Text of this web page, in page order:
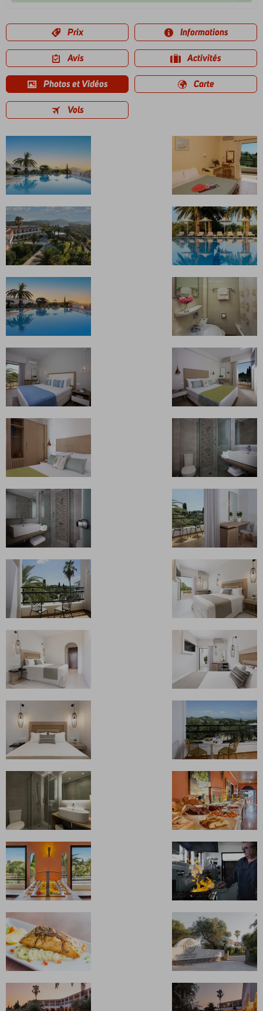
Prix Informations
Avis Activités
Photos et Vidéos Carte
Vols